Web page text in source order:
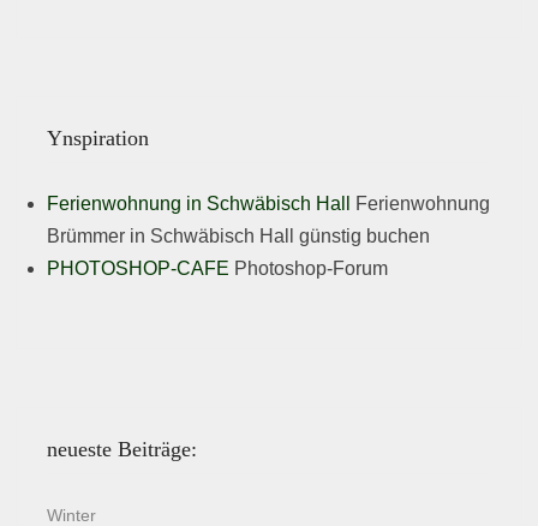
Ynspiration
Ferienwohnung in Schwäbisch Hall
Ferienwohnung
Brümmer in Schwäbisch Hall günstig buchen
PHOTOSHOP-CAFE Photoshop-Forum
neueste Beiträge:
Winter